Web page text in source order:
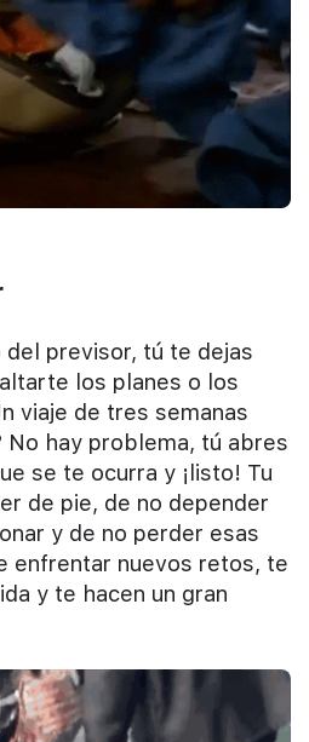
previsor, tú te dejas
los planes o los
viaje de tres semanas
No hay problema, tú abres
se te ocurra y ¡listo! Tu
de pie, de no depender
y de no perder esas
enfrentar nuevos retos, te
y te hacen un gran